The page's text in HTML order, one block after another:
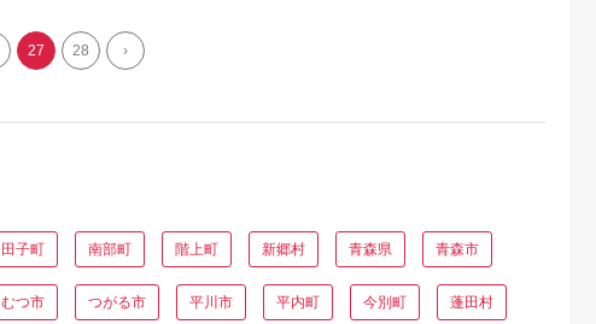
27 28 ›
田子町 南部町 階上町 新郷村 青森県 青森市
むつ市 つがる市 平川市 平内町 今別町 蓬田村